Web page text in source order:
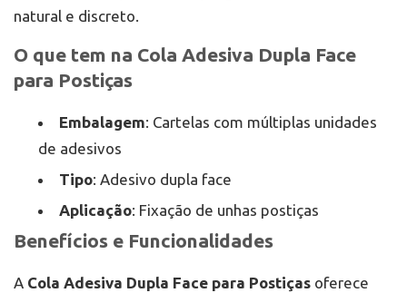
natural e discreto.
O que tem na Cola Adesiva Dupla Face
para Postiças
Embalagem: Cartelas com múltiplas unidades
de adesivos
Tipo: Adesivo dupla face
Aplicação: Fixação de unhas postiças
Benefícios e Funcionalidades
A Cola Adesiva Dupla Face para Postiças oferece